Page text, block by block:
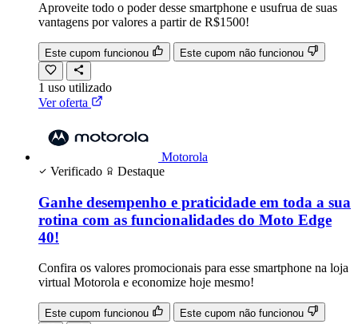
Aproveite todo o poder desse smartphone e usufrua de suas
vantagens por valores a partir de R$1500!
Este cupom funcionou Este cupom não funcionou
1 uso utilizado
Ver oferta
Motorola
Verificado
Destaque
Ganhe desempenho e praticidade em toda a sua
rotina com as funcionalidades do Moto Edge
40!
Confira os valores promocionais para esse smartphone na loja
virtual Motorola e economize hoje mesmo!
Este cupom funcionou Este cupom não funcionou